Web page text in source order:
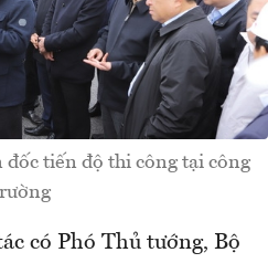
tiến độ thi công tại công
có Phó Thủ tướng, Bộ